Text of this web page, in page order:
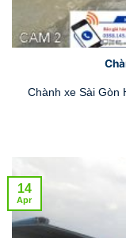
Chành xe Sài Gòn
14
Apr